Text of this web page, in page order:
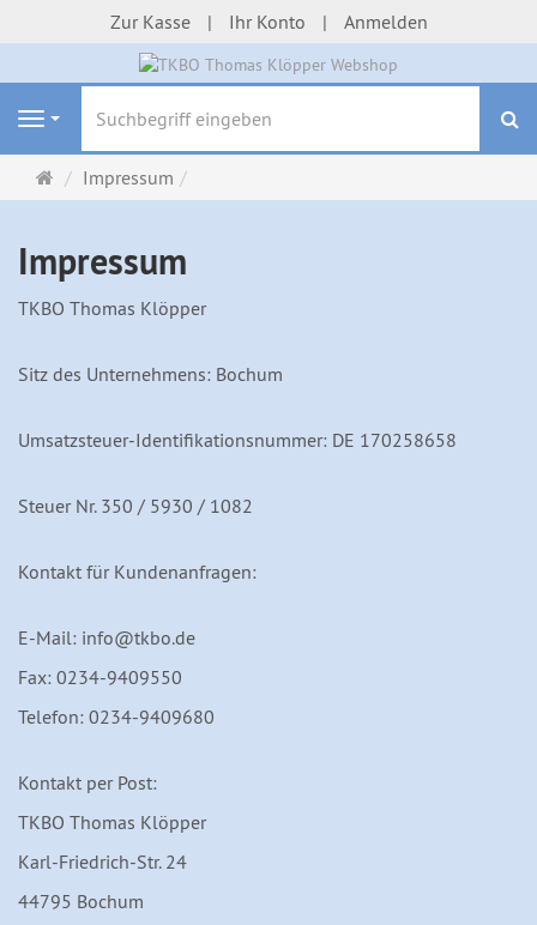
Zur Kasse Ihr Konto Anmelden
Navigation
Startseite
Impressum
Impressum
TKBO Thomas Klöpper
Sitz des Unternehmens: Bochum
Umsatzsteuer-Identifikationsnummer: DE 170258658
Steuer Nr. 350 / 5930 / 1082
Kontakt für Kundenanfragen:
E-Mail: info@tkbo.de
Fax: 0234-9409550
Telefon: 0234-9409680
Kontakt per Post:
TKBO Thomas Klöpper
Karl-Friedrich-Str. 24
44795 Bochum